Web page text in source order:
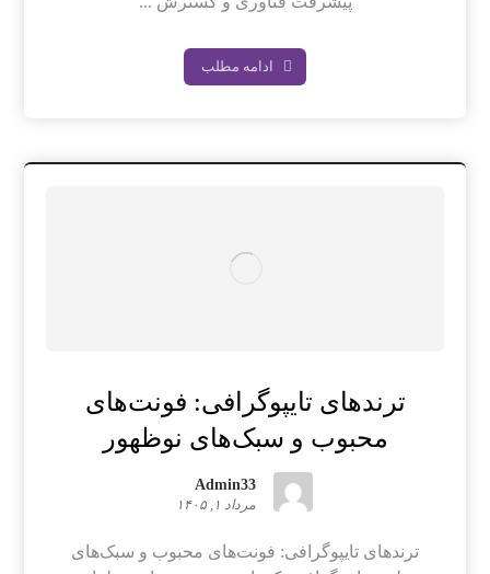
ادامه مطلب
ترندهای تایپوگرافی: فونت‌های
محبوب و سبک‌های نوظهور
Admin33
مرداد ۱, ۱۴۰۵
ترندهای تایپوگرافی: فونت‌های محبوب و سبک‌های